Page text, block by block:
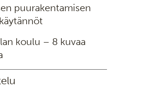
puurakentamisen
koulu – 8 kuvaa